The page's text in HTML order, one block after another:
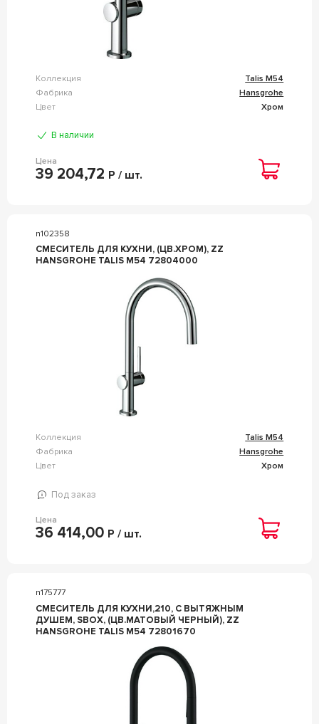
Коллекция
Talis M54
Фабрика
Hansgrohe
Цвет
Хром
В наличии
Цена
39 204,72 Р / шт.
n102358
СМЕСИТЕЛЬ ДЛЯ КУХНИ, (ЦВ.ХРОМ), ZZ
HANSGROHE TALIS M54 72804000
Коллекция
Talis M54
Фабрика
Hansgrohe
Цвет
Хром
Под заказ
Цена
36 414,00 Р / шт.
n175777
СМЕСИТЕЛЬ ДЛЯ КУХНИ,210, С ВЫТЯЖНЫМ
ДУШЕМ, SBOX, (ЦВ.МАТОВЫЙ ЧЕРНЫЙ), ZZ
HANSGROHE TALIS M54 72801670